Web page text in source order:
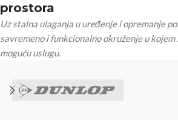
prostora
Uz stalna ulaganja u uređenje i opremanje
savremeno i funkcionalno okruženje u
moguću uslugu.